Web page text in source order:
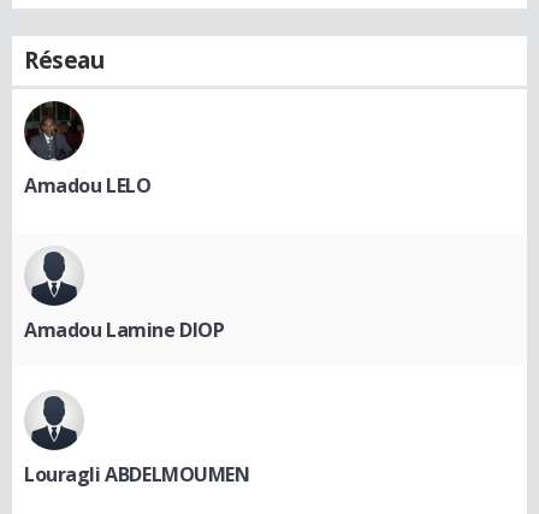
Réseau
Amadou LELO
Amadou Lamine DIOP
Louragli ABDELMOUMEN